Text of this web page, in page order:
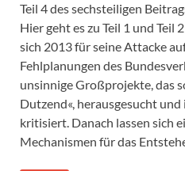
Teil 4 des sechsteiligen
Hier geht es zu Teil 1 und Teil
sich 2013 für seine Attacke
Fehlplanungen des
unsinnige Großprojekte, das
Dutzend«, herausgesucht
kritisiert. Danach lassen sich
Mechanismen für das